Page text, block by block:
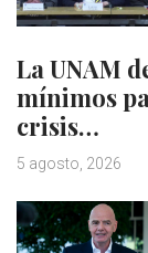
La UNAM
mínimos
crisis…
5 agosto, 2026